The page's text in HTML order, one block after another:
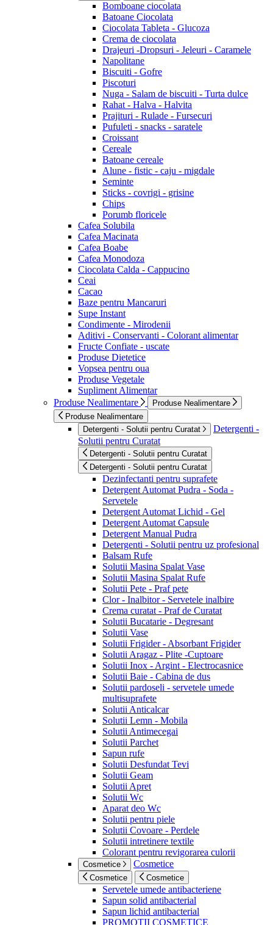
Bomboane ciocolata
Batoane Ciocolata
Ciocolata Tableta - Glucoza
Crema de ciocolata
Drajeuri -Dropsuri - Jeleuri - Caramele
Napolitane
Biscuiti - Gofre
Piscoturi
Nuga - Salam de biscuiti - Turta dulce
Rahat - Halva - Halvita
Prajituri - Rulade - Fursecuri
Pufuleti - snacks - saratele
Croissant
Cereale
Batoane cereale
Alune - fistic - caju - migdale
Seminte
Sticks - covrigi - grisine
Chips
Porumb floricele
Cafea Solubila
Cafea Macinata
Cafea Boabe
Cafea Monodoza
Ciocolata Calda - Cappucino
Ceai
Cacao
Baze pentru Mancaruri
Supe Instant
Condimente - Mirodenii
Aditivi - Conservanti - Colorant alimentar
Fructe Confiate - uscate
Produse Dietetice
Vopsea pentru oua
Produse Vegetale
Supliment Alimentar
Produse Nealimentare
Produse Nealimentare
Produse Nealimentare
Detergenti - Solutii pentru Curatat
Detergenti -
Solutii pentru Curatat
Detergenti - Solutii pentru Curatat
Detergenti - Solutii pentru Curatat
Dezinfectanti pentru suprafete
Detergent Automat Pudra - Soda -
Servetele
Detergent Automat Lichid - Gel
Detergent Automat Capsule
Detergent Manual Pudra
Detergenti - Solutii pentru uz profesional
Balsam Rufe
Solutii Masina Spalat Vase
Solutii Masina Spalat Rufe
Solutii Pete - Praf pete
Clor - Inalbitor - Servetele inalbire
Crema curatat - Praf de Curatat
Solutii Bucatarie - Degresant
Solutii Vase
Solutii Frigider - Absorbant Frigider
Solutii Aragaz - Plite -Cuptoare
Solutii Inox - Argint - Electrocasnice
Solutii Baie - Cabina de dus
Solutii pardoseli - servetele umede
multisuprafete
Solutii Anticalcar
Solutii Lemn - Mobila
Solutii Antimecegai
Solutii Parchet
Sapun rufe
Solutii Desfundat Tevi
Solutii Geam
Solutii Apret
Solutii Wc
Aparat deo Wc
Solutii pentru piele
Solutii Covoare - Perdele
Solutii intretinere textile
Colorant pentru revigorarea culorii
Cosmetice Cosmetice
Cosmetice Cosmetice
Servetele umede antibacteriene
Sapun solid antibacterial
Sapun lichid antibacterial
PROMOTII COSMETICE